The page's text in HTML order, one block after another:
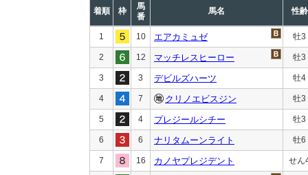
着順 枠
馬
番
馬名 性齢
1 10 エアカミュゼ 牡3
2 12 マッチレスヒーロー 牡3
3 3 デビルズハーツ 牡4
4 7 クリノエビスジン 牡3
5 4 プレジールシチー 牡3
6 6 ナリタムーンライト 牡6
7 16 カノヤプレジデント せん